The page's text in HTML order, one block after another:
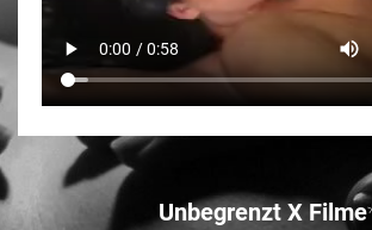
Unbegrenzt X Filme